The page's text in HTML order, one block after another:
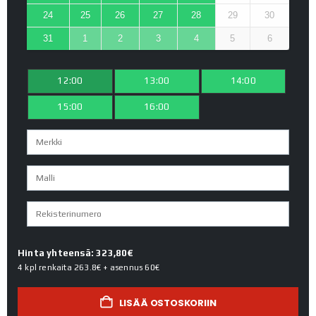
24 25 26 27 28 29 30
31 1 2 3 4 5 6
12:00 13:00 14:00
15:00 16:00
Hinta yhteensä: 323,80€
4 kpl renkaita 263.8€ + asennus60€
LISÄÄ OSTOSKORIIN